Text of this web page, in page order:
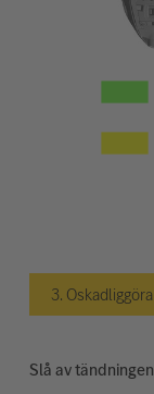
3.
Slå av